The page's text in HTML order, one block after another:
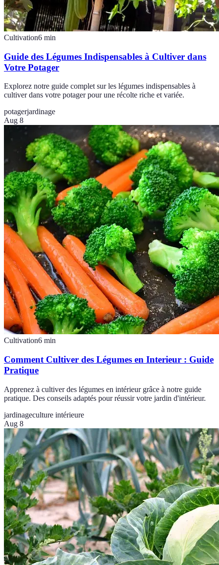
Cultivation6 min
Guide des Légumes Indispensables à Cultiver dans
Votre Potager
Explorez notre guide complet sur les légumes indispensables à
cultiver dans votre potager pour une récolte riche et variée.
potagerjardinage
Aug 8
Cultivation6 min
Comment Cultiver des Légumes en Interieur : Guide
Pratique
Apprenez à cultiver des légumes en intérieur grâce à notre guide
pratique. Des conseils adaptés pour réussir votre jardin d'intérieur.
jardinageculture intérieure
Aug 8